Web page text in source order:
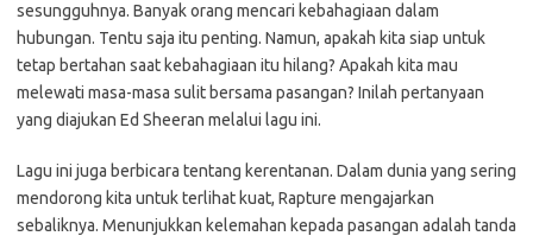
sesungguhnya. Banyak orang mencari kebahagiaan dalam
hubungan. Tentu saja itu penting. Namun, apakah kita siap untuk
tetap bertahan saat kebahagiaan itu hilang? Apakah kita mau
melewati masa-masa sulit bersama pasangan? Inilah pertanyaan
yang diajukan Ed Sheeran melalui lagu ini.
Lagu ini juga berbicara tentang kerentanan. Dalam dunia yang sering
mendorong kita untuk terlihat kuat, Rapture mengajarkan
sebaliknya. Menunjukkan kelemahan kepada pasangan adalah tanda